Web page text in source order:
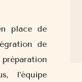
place de
de
l’équipe